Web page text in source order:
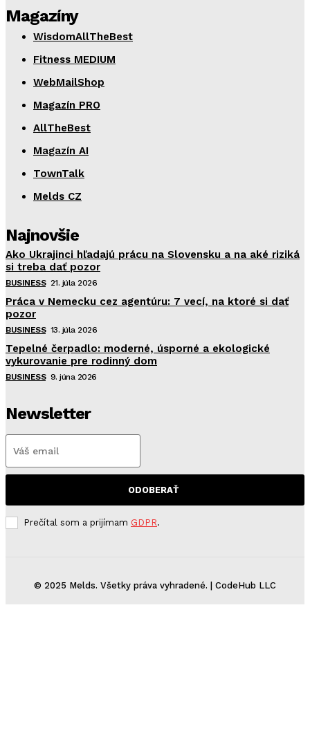
Magazíny
WisdomAllTheBest
Fitness MEDIUM
WebMailShop
Magazín PRO
AllTheBest
Magazín AI
TownTalk
Melds CZ
Najnovšie
Ako Ukrajinci hľadajú prácu na Slovensku a na aké riziká
si treba dať pozor
BUSINESS 21. júla 2026
Práca v Nemecku cez agentúru: 7 vecí, na ktoré si dať
pozor
BUSINESS 13. júla 2026
Tepelné čerpadlo: moderné, úsporné a ekologické
vykurovanie pre rodinný dom
BUSINESS 9. júna 2026
Newsletter
ODOBERAŤ
Prečítal som a prijímam GDPR.
© 2025 Melds. Všetky práva vyhradené. | CodeHub LLC